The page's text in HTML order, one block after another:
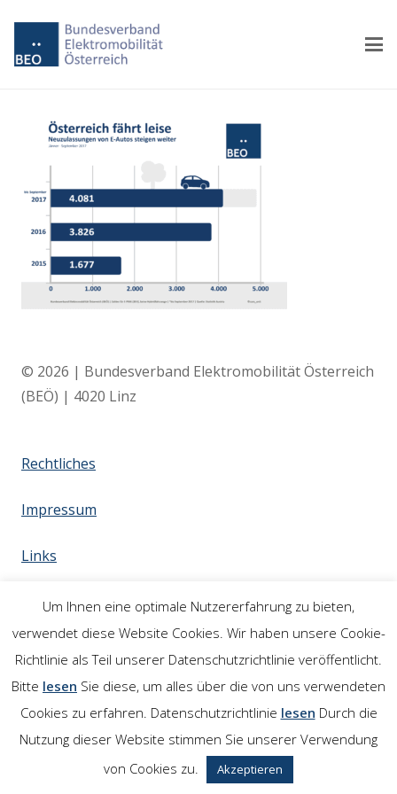
© 2026 | Bundesverband Elektromobilität Österreich
(BEÖ) | 4020 Linz
Rechtliches
Impressum
Links
Um Ihnen eine optimale Nutzererfahrung zu bieten,
verwendet diese Website Cookies. Wir haben unsere Cookie-
Richtlinie als Teil unserer Datenschutzrichtlinie veröffentlicht.
Bitte lesen Sie diese, um alles über die von uns verwendeten
Cookies zu erfahren. Datenschutzrichtlinie lesen Durch die
Nutzung dieser Website stimmen Sie unserer Verwendung
von Cookies zu.
Akzeptieren